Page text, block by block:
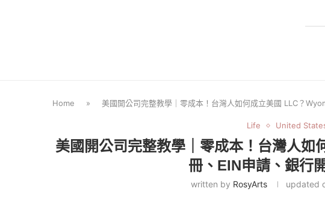
Home » 美國開公司完整教學｜零成本！台灣人如何成立美國 LLC？
Life United
美國開公司完整教學｜零成本！台灣人
冊、EIN申請、銀行
written by RosyArts updated